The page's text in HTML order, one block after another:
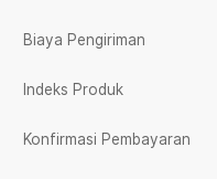
Biaya Pengiriman
Indeks Produk
Konfirmasi Pembayaran